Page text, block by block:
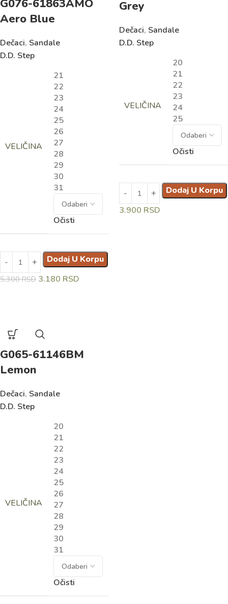
G076-61863AMO
Aero Blue
Dečaci, Sandale
D.D. Step
VELIČINA
21
22
23
24
25
26
27
28
29
30
31
Očisti
Dodaj U Korpu
5.300RSD 3.180 RSD
Grey
Dečaci, Sandale
D.D. Step
VELIČINA
20
21
22
23
24
25
Očisti
Dodaj U Korpu
3.900 RSD
G065-61146BM
Lemon
Dečaci, Sandale
D.D. Step
VELIČINA
20
21
22
23
24
25
26
27
28
29
30
31
Očisti